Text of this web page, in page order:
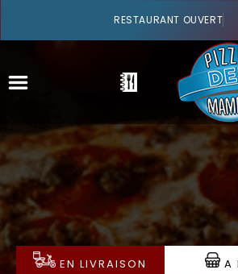
RESTAURANT OUVERT
ACCUEIL
LA CARTE
VOTRE COMPTE
EN LIVRAISON A